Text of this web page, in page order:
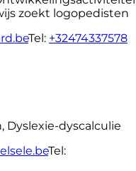
zoekt logopedisten
Tel: +32474337578
Dyslexie-dyscalculie
Tel: